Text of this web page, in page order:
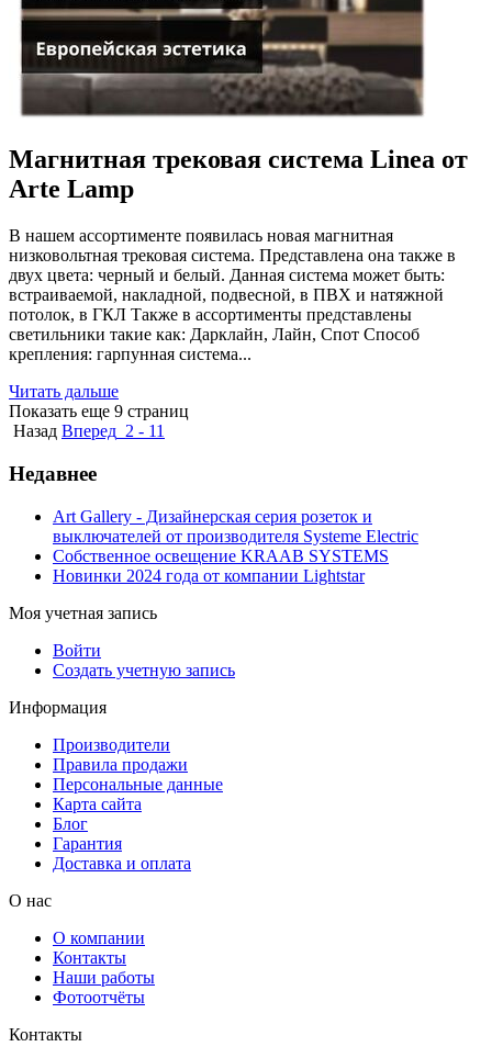
Магнитная трековая система Linea от
Arte Lamp
В нашем ассортименте появилась новая магнитная
низковольтная трековая система. Представлена она также в
двух цвета: черный и белый. Данная система может быть:
встраиваемой, накладной, подвесной, в ПВХ и натяжной
потолок, в ГКЛ Также в ассортименты представлены
светильники такие как: Дарклайн, Лайн, Спот Способ
крепления: гарпунная система...
Читать дальше
Показать еще 9 страниц
Назад Вперед 2 - 11
Недавнее
Art Gallery - Дизайнерская серия розеток и
выключателей от производителя Systeme Electric
Собственное освещение KRAAB SYSTEMS
Новинки 2024 года от компании Lightstar
Моя учетная запись
Войти
Создать учетную запись
Информация
Производители
Правила продажи
Персональные данные
Карта сайта
Блог
Гарантия
Доставка и оплата
О нас
О компании
Контакты
Наши работы
Фотоотчёты
Контакты